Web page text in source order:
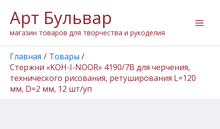
содержимому
Арт Бульвар
магазин товаров для творчества и рукоделия
Главная
Товары
Стержни «KOH-I-NOOR» 4190/7В для черчения,
технического рисования, ретуширования L=120
мм, D=2 мм, 12 шт/уп